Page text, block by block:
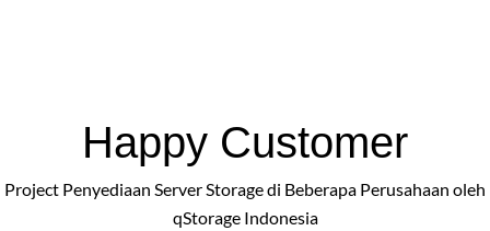
Happy Customer
Project Penyediaan Server Storage di Beberapa Perusahaan oleh
qStorage Indonesia